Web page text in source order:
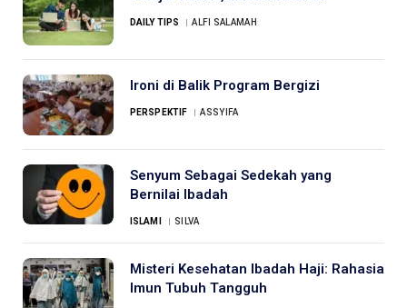
DAILY TIPS ALFI SALAMAH
Ironi di Balik Program Bergizi
PERSPEKTIF ASSYIFA
Senyum Sebagai Sedekah yang
Bernilai Ibadah
ISLAMI SILVA
Misteri Kesehatan Ibadah Haji: Rahasia
Imun Tubuh Tangguh